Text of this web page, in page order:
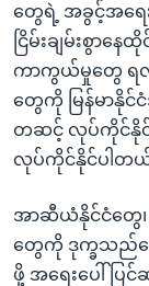
တွေရဲ့ အခွင့်အရေ
ငြိမ်းချမ်းစွာန
ကာကွယ်မှုတွေ ရလ
တွေကို မြန်မာနို
တဆင့် လုပ်ကိုင်
လုပ်ကိုင်နိုင်ပါတယ်
အာဆီယံနိုင်ငံတွေ၊
တွေကို ဒုက္ခသည်
ဖို့ အရေးပေါ်ပ